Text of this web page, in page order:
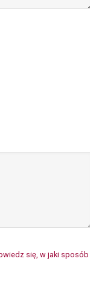
się, w jaki sposób